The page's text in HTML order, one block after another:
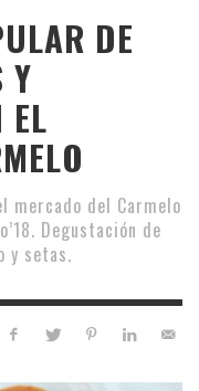
DE
Y
EL
mercado del Carmelo
Degustación de
y setas.